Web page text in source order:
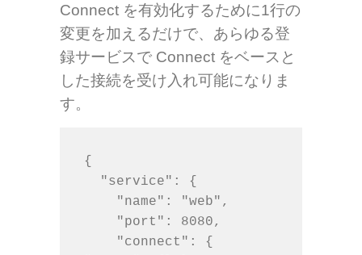
Connect を有効化するために1行の
変更を加えるだけで、あらゆる登
録サービスで Connect をベースと
した接続を受け入れ可能になりま
す。
{